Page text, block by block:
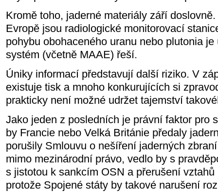
Kromě toho, jaderné materiály září
Evropě jsou radiologické monitorovací
pohybu obohaceného uranu nebo plutonia
systém (včetně MAAE) řeší.
Úniky informací představují další riziko. V
existuje tisk a mnoho konkurujících si
prakticky není možné udržet tajemství
Jako jeden z posledních je právní faktor pro
by Francie nebo Velká Británie předaly
porušily Smlouvu o nešíření jaderných
mimo mezinárodní právo, vedlo by s
s jistotou k sankcím OSN a přerušení
protože Spojené státy by takové narušení